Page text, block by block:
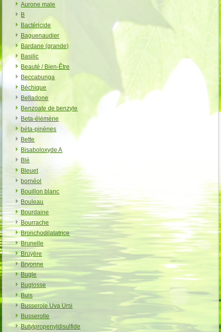
Aurone male
B
Bactéricide
Baguenaudier
Bardane (grande)
Basilic
Beauté / Bien-Être
Beccabunga
Béchique
Belladone
Benzoate de benzyle
Beta-élémène
béta-pinènes
Bette
Bisaboloxyde A
Blé
Bleuet
bornéol
Bouillon blanc
Bouleau
Bourdaine
Bourrache
Bronchodilatatrice
Brunelle
Bruyère
Bryonne
Bugle
Buglosse
Buis
Busserole Uva Ursi
Busserolle
Butylpropenyldisulfide